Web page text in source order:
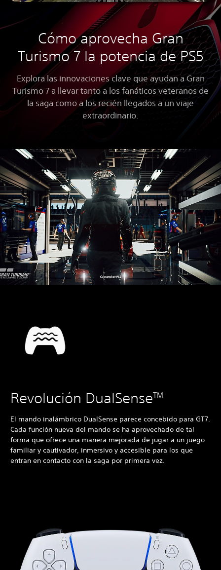
Cómo aprovecha Gran
Turismo 7 la potencia de PS5
Explora las innovaciones clave que ayudan a Gran
Turismo 7 a llevar tanto a los fanáticos veteranos de
la saga como a los recién llegados a un viaje
extraordinario.
Revolución DualSenseTM
El mando inalámbrico DualSense parece concebido para GT7.
Cada función nueva del mando se ha aprovechado de tal
forma que ofrece una manera mejorada de jugar a un juego
familiar y cautivador, inmersivo y accesible para los que
entran en contacto con la saga por primera vez.